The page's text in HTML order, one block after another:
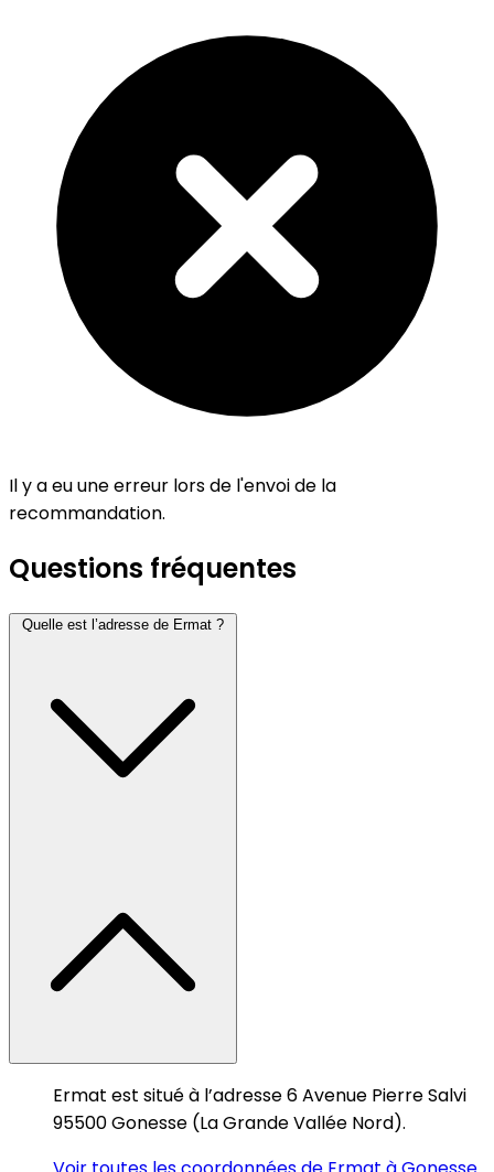
Il y a eu une erreur lors de l'envoi de la
recommandation.
Questions fréquentes
Quelle est l’adresse de Ermat ?
Ermat est situé à l’adresse 6 Avenue Pierre Salvi
95500 Gonesse (La Grande Vallée Nord).